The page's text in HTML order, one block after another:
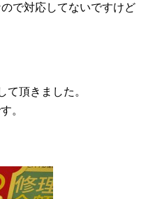
で対応してないですけど
て頂きました。
。